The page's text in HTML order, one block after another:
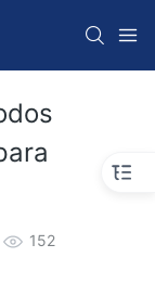
152